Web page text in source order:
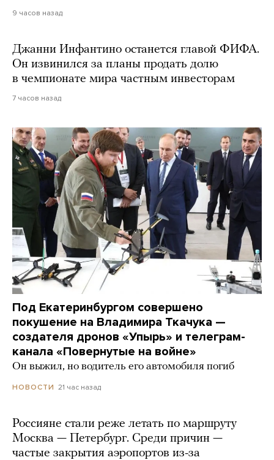
9 часов назад
Джанни Инфантино останется главой ФИФА.
Он извинился за планы продать долю
в чемпионате мира частным инвесторам
7 часов назад
Под Екатеринбургом совершено
покушение на Владимира Ткачука —
создателя дронов «Упырь» и телеграм-
канала «Повернутые на войне»
Он выжил, но водитель его автомобиля погиб
НОВОСТИ 21 час назад
Россияне стали реже летать по маршруту
Москва — Петербург. Среди причин —
частые закрытия аэропортов из-за